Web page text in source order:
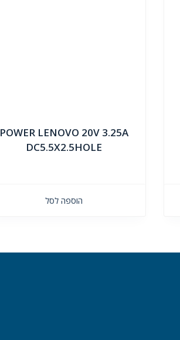
POWER LENOVO 20V 3.25A
DC5.5X2.5HOLE
הוספה לסל